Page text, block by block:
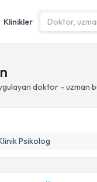
Klinikler
doktor - uzman
Psikolog